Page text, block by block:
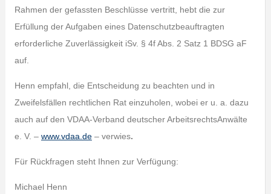
Rahmen der gefassten Beschlüsse vertritt, hebt die zur
Erfüllung der Aufgaben eines Datenschutzbeauftragten
erforderliche Zuverlässigkeit iSv. § 4f Abs. 2 Satz 1 BDSG aF
auf.
Henn empfahl, die Entscheidung zu beachten und in
Zweifelsfällen rechtlichen Rat einzuholen, wobei er u. a. dazu
auch auf den VDAA-Verband deutscher ArbeitsrechtsAnwälte
e. V. – www.vdaa.de– verwies.
Für Rückfragen steht Ihnen zur Verfügung:
Michael Henn